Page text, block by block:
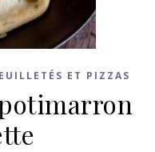
ET PIZZAS